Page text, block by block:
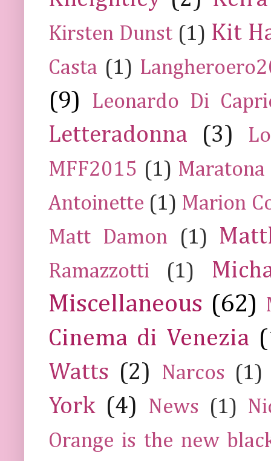
Kirsten Dunst (1) Kit
Casta (1)
(9) Leonardo Di
Letteradonna (3)
MFF2015 (1) Maratona
Antoinette (1) Marion
Matt Damon
(1)
Ramazzotti (1)
Miscellaneous (62)
Cinema di Venezia
Watts (2) Narcos (1)
York (4) News (1)
Orange is the new